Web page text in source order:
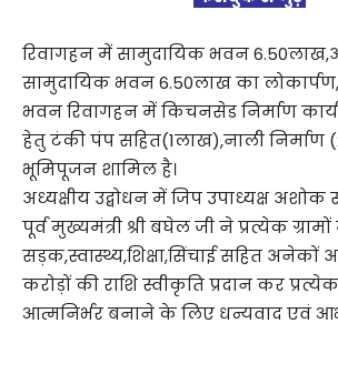
रिवागहन में सामुदायिक भवन
सामुदायिक भवन 6.50लाख का
भवन रिवागहन में किचनसेड निर्माण
हेतु टंकी पंप सहित(1लाख),नाली निर्माण
भूमिपूजन शामिल है।
अध्यक्षीय उद्बोधन में जिप उपाध्यक्ष
पूर्व मुख्यमंत्री श्री बघेल जी ने प्रत्येक
सड़क,स्वास्थ्य,शिक्षा,सिंचाई सहित
करोड़ों की राशि स्वीकृति प्रदान कर
आत्मनिर्भर बनाने के लिए धन्यवाद एवं